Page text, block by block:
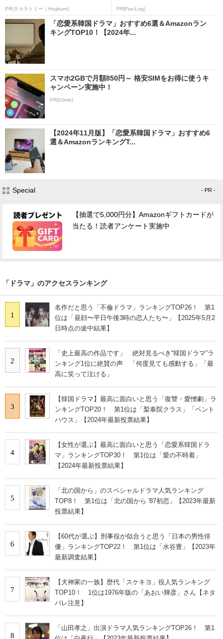
PR(タカラトミー｜Hugkum) PR(Fav-Log)
「恋愛系韓国ドラマ」おすすめ6選＆Amazonラン
キングTOP10！【2024年...
スマホ2GBで月額850円～ 格安SIMをお得に使うキ
ャンペーン実施中！
PR(IIJmio)
【2024年11月版】「恋愛系韓国ドラマ」おすすめ6
選＆AmazonランキングT...
Special - PR -
【抽選で5,000円分】Amazonギフトカードが
当たる！読者アンケート実施中
「ドラマ」のアクセスランキング
1
名作だと思う「不倫ドラマ」ランキングTOP26！ 第1
位は「昼顔〜平日午後3時の恋人たち〜」【2025年5月2
日時点の途中結果】
2
「史上最高の作品です」 絶対見るべき“韓国ドラマ”ラ
ンキング1位に絶賛の声 「何度見ても感動する」「最
高に笑って泣ける」
3
【韓国ドラマ】最高に面白いと思う「復讐・愛憎劇」ラ
ンキングTOP20！ 第1位は「梨泰院クラス」「ペント
ハウス」【2024年最新投票結果】
4
【女性が選ぶ】最高に面白いと思う「恋愛系韓国ドラ
マ」ランキングTOP30！ 第1位は「愛の不時着」
【2024年最新投票結果】
5
「北の国から」のスペシャルドラマ人気ランキング
TOP8！ 第1位は「北の国から '87初恋」【2023年最新
投票結果】
6
【60代が選ぶ】刑事役が似合うと思う「日本の男性俳
優」ランキングTOP22！ 第1位は「水谷豊」【2023年
最新調査結果】
7
【犬神家の一族】歴代「スケキヨ」役人気ランキング
TOP10！ 1位は1976年版の「あおい輝彦」さん【ネタ
バレ注意】
8
「山田孝之」出演ドラマ人気ランキングTOP26！ 第1